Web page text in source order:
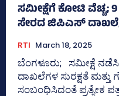
ಸಮೀಕ್ಷೆಗೆ ಕೋಟಿ ವೆಚ್ಚ;
ಸೇರದ ಜಿಪಿಎಸ್‌
RTI March 18, 2025
ಬೆಂಗಳೂರು; ಸಮೀಕ್ಷೆ
ದಾಖಲೆಗಳ ಸುರಕ್ಷತೆ ಮತ್ತು
ಸಂಬಂಧಿಸಿದಂತೆ ಪ್ರತ್ಯೇಕ